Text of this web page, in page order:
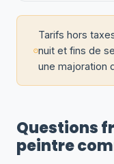
Tarifs hors
nuit et fins de
une majoration
Questions
peintre